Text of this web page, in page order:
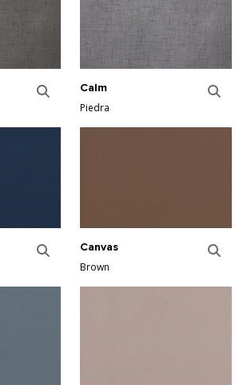
Calm
Piedra
Canvas
Brown